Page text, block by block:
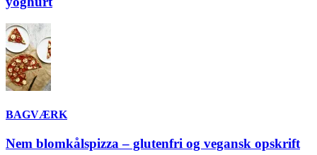
BAGVÆRK
Nem blomkålspizza – glutenfri og vegansk opskrift